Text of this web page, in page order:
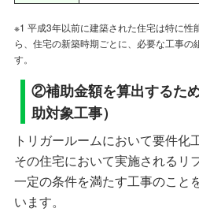
※1 平成3年以前に建築された住宅は特に性
ら、住宅の新築時期ごとに、必要な工事の
す。
②補助金額を算出するた
助対象工事）
トリガールームにおいて要件化
その住宅において実施されるリ
一定の条件を満たす工事のこと
います。